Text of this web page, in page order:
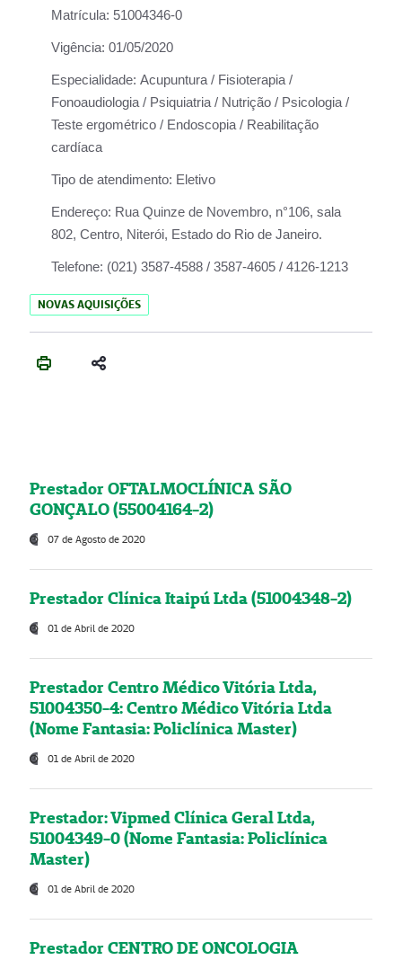
Matrícula: 51004346-0
Vigência: 01/05/2020
Especialidade: Acupuntura / Fisioterapia /
Fonoaudiologia / Psiquiatria / Nutrição / Psicologia /
Teste ergométrico / Endoscopia / Reabilitação
cardíaca
Tipo de atendimento: Eletivo
Endereço: Rua Quinze de Novembro, n°106, sala
802, Centro, Niterói, Estado do Rio de Janeiro.
Telefone: (021) 3587-4588 / 3587-4605 / 4126-1213
NOVAS AQUISIÇÕES
Prestador OFTALMOCLÍNICA SÃO
GONÇALO (55004164-2)
07 de Agosto de 2020
Prestador Clínica Itaipú Ltda (51004348-2)
01 de Abril de 2020
Prestador Centro Médico Vitória Ltda,
51004350-4: Centro Médico Vitória Ltda
(Nome Fantasia: Policlínica Master)
01 de Abril de 2020
Prestador: Vipmed Clínica Geral Ltda,
51004349-0 (Nome Fantasia: Policlínica
Master)
01 de Abril de 2020
Prestador CENTRO DE ONCOLOGIA